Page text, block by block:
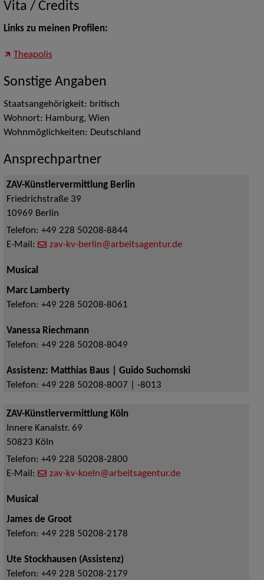
Vita / Credits
Links zu meinen Profilen:
Theapolis
Sonstige Angaben
Staatsangehörigkeit: britisch
Wohnort: Hamburg, Wien
Wohnmöglichkeiten: Deutschland
Ansprechpartner
ZAV-Künstlervermittlung Berlin
Friedrichstraße 39
10969 Berlin
Telefon: +49 228 50208-8844
E-Mail:
zav-kv-berlin@arbeitsagentur.de
Musical
Marc Lamberty
Telefon: +49 228 50208-8061
Vanessa Riechmann
Telefon: +49 228 50208-8049
Assistenz: Matthias Baus | Guido Suchomski
Telefon: +49 228 50208-8007 | -8013
ZAV-Künstlervermittlung Köln
Innere Kanalstr. 69
50823 Köln
Telefon: +49 228 50208-2800
E-Mail:
zav-kv-koeln@arbeitsagentur.de
Musical
James de Groot
Telefon: +49 228 50208-2178
Ute Stockhausen (Assistenz)
Telefon: +49 228 50208-2179